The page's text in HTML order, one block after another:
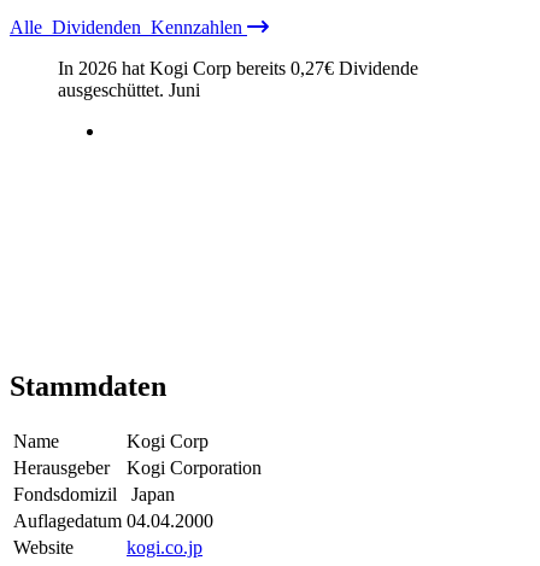
Alle Dividenden Kennzahlen
In 2026 hat Kogi Corp bereits 0,27€ Dividende
ausgeschüttet. Juni
Stammdaten
Name
Kogi Corp
Herausgeber
Kogi Corporation
Fondsdomizil
Japan
Auflagedatum 04.04.2000
Website
kogi.co.jp